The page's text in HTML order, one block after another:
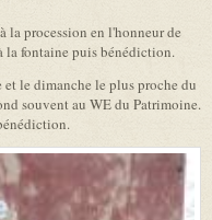
la procession en l'honneur de
la fontaine puis bénédiction.
et le dimanche le plus proche du
souvent au WE du Patrimoine.